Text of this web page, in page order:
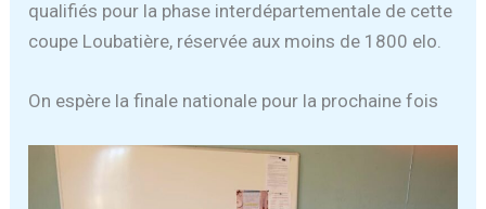
qualifiés pour la phase interdépartementale de cette
coupe Loubatière, réservée aux moins de 1800 elo.
On espère la finale nationale pour la prochaine fois